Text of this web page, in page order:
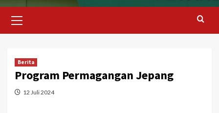
Menu
Berita
Program Permagangan Jepang
12 Juli 2024